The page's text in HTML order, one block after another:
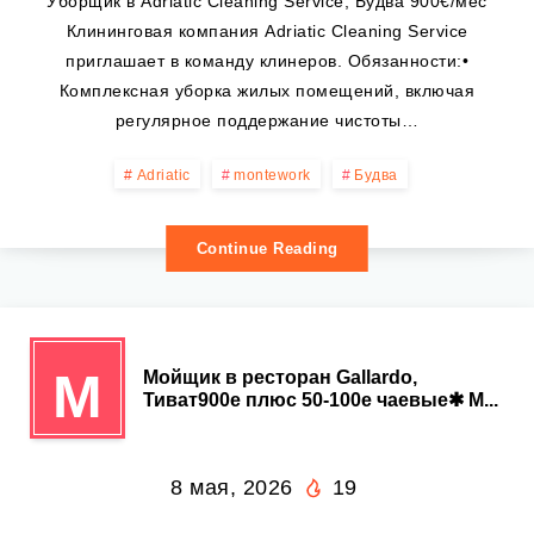
Клининговая компания Adriatic Cleaning Service
приглашает в команду клинеров. Обязанности:•
Комплексная уборка жилых помещений, включая
регулярное поддержание чистоты…
Adriatic montework Будва
Continue Reading
М
Мойщик в ресторан Gallardo,
Тиват900е плюс 50-100е чаевые✱ М...
8 мая, 2026 19